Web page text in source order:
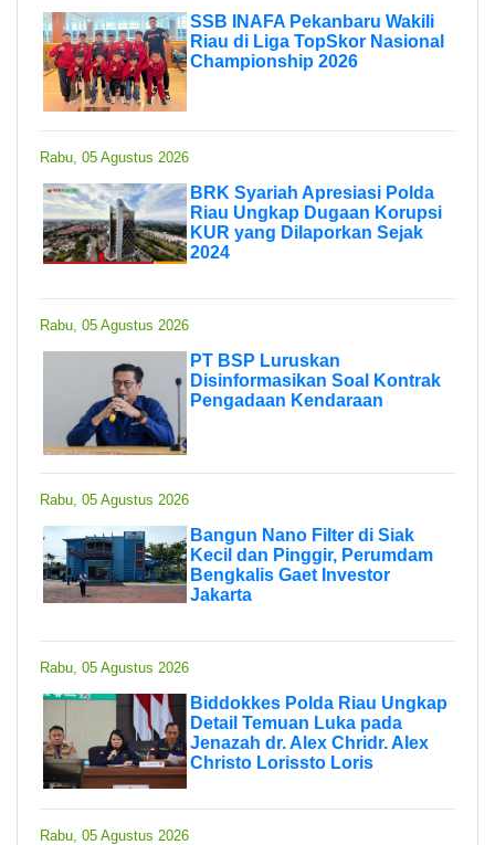
SSB INAFA Pekanbaru Wakili
Riau di Liga TopSkor Nasional
Championship 2026
Rabu, 05 Agustus 2026
BRK Syariah Apresiasi Polda
Riau Ungkap Dugaan Korupsi
KUR yang Dilaporkan Sejak
2024
Rabu, 05 Agustus 2026
PT BSP Luruskan
Disinformasikan Soal Kontrak
Pengadaan Kendaraan
Rabu, 05 Agustus 2026
Bangun Nano Filter di Siak
Kecil dan Pinggir, Perumdam
Bengkalis Gaet Investor
Jakarta
Rabu, 05 Agustus 2026
Biddokkes Polda Riau Ungkap
Detail Temuan Luka pada
Jenazah dr. Alex Chridr. Alex
Christo Lorissto Loris
Rabu, 05 Agustus 2026